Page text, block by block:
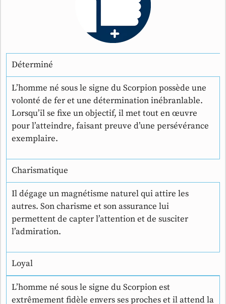
Déterminé
L’homme né sous le signe du Scorpion possède une
volonté de fer et une détermination inébranlable.
Lorsqu’il se fixe un objectif, il met tout en œuvre
pour l’atteindre, faisant preuve d’une persévérance
exemplaire.
Charismatique
Il dégage un magnétisme naturel qui attire les
autres. Son charisme et son assurance lui
permettent de capter l’attention et de susciter
l’admiration.
Loyal
L’homme né sous le signe du Scorpion est
extrêmement fidèle envers ses proches et il attend la